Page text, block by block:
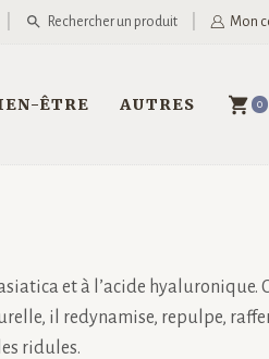
Rechercher un produit Mon
ÊTRE AUTRES 0
et à l’acide hyaluronique.
il redynamise, repulpe,
ridules.